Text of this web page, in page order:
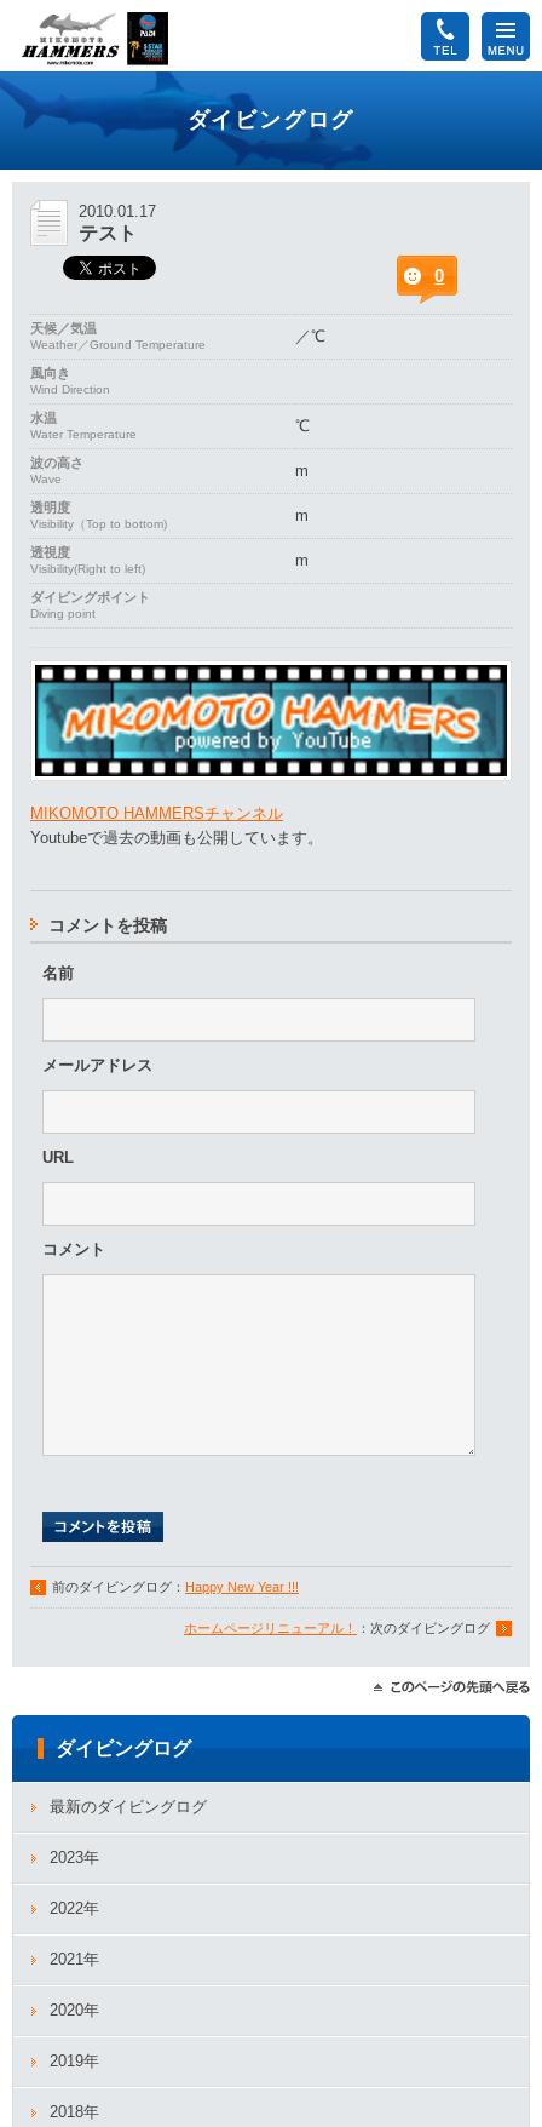
ダイビングログ
テスト
2010.01.17
0
天候／気温
Weather／Ground Temperature ／℃
風向き
Wind Direction
水温
Water Temperature ℃
波の高さ
Wave m
透明度
Visibility（Top to bottom) m
透視度
Visibility(Right to left) m
ダイビングポイント
Diving point
MIKOMOTO HAMMERSチャンネル
Youtubeで過去の動画も公開しています。
コメントを投稿
名前
メールアドレス
URL
コメント
前のダイビングログ： Happy New Year !!!
ホームページリニューアル！ ：次のダイビングログ
ダイビングログ
最新のダイビングログ
2023年
2022年
2021年
2020年
2019年
2018年